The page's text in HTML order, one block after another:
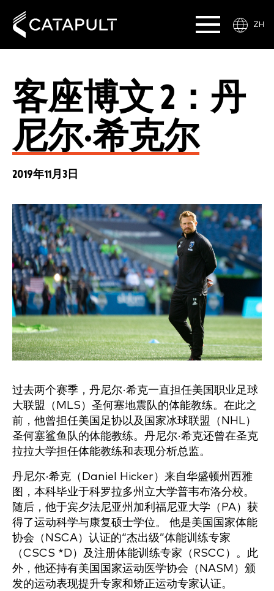
ZH
客座博文 2：丹
尼尔·希克尔
2019年11月3日
过去两个赛季，丹尼尔·希克一直担任美国职业足球
大联盟（MLS）圣何塞地震队的体能教练。在此之
前，他曾担任美国足协以及国家冰球联盟（NHL）
圣何塞鲨鱼队的体能教练。丹尼尔·希克还曾在圣克
拉拉大学担任体能教练和表现分析总监。
丹尼尔·希克（Daniel Hicker）来自华盛顿州西雅
图，本科毕业于科罗拉多州立大学普韦布洛分校。
随后，他于宾夕法尼亚州加利福尼亚大学（PA）获
得了运动科学与康复硕士学位。 他是美国国家体能
协会（NSCA）认证的“杰出级”体能训练专家
（CSCS *D）及注册体能训练专家（RSCC）。此
外，他还持有美国国家运动医学协会（NASM）颁
发的运动表现提升专家和矫正运动专家认证。